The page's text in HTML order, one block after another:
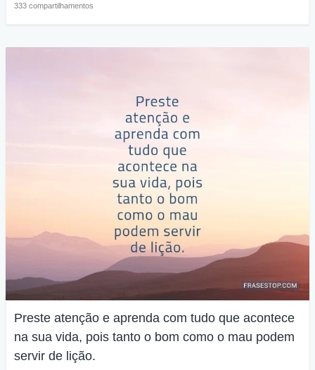
333 compartilhamentos
Preste atenção e aprenda com tudo que acontece
na sua vida, pois tanto o bom como o mau podem
servir de lição.